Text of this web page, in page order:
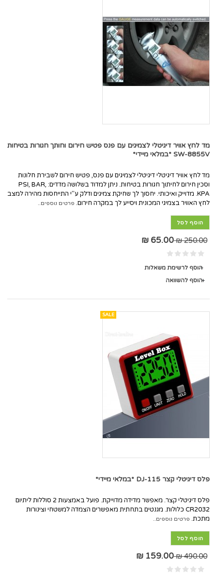
מד לחץ אוויר דיגיטלי לצמיגים עם פנס פטיש חירום וחותך חגורות בטיחות
SW-8855V *במלאי מיידי*
מד לחץ אוויר דיגיטלי דיגיטלי לצמיגים עם פנס, פטיש חירום לשבירת חלונות
וסכין חירום לחיתוך חגורות בטיחות. ניתן למדוד בשלושה מדדים: PSI, BAR,
KPA. מדוייק ואיכותי. יחסוך לך שחיקת צמיגים ודלק ע"י התייחסות מהירה למצב
לחץ האוויר בצמיגי המכונית ויסייע לך במקרה חירום. פרטים נוספים..
הוסף לסל
250.00 ₪
65.00 ₪
הוסף לרשימת משאלות
הוסף להשוואה
SALE
פלס דיגיטלי קצר DJ-115 *במלאי מיידי*
פלס דיגיטלי קצר. מאפשר מדידה מדוייקת. פועל באמצעות 2 סוללות ליתיום
CR2032 כלולות. מגנטים בתחתית מאפשרים הצמדה למשטחי וצינורות
מתכת. פרטים נוספים..
הוסף לסל
490.00 ₪
159.00 ₪